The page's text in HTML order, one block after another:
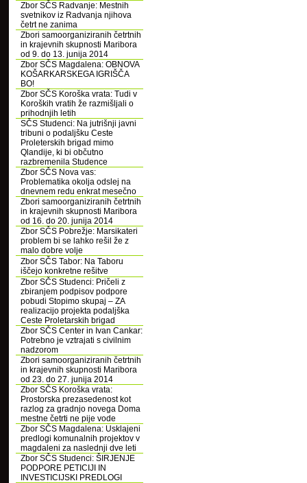
Zbor SČS Radvanje: Mestnih
svetnikov iz Radvanja njihova
četrt ne zanima
Zbori samoorganiziranih četrtnih
in krajevnih skupnosti Maribora
od 9. do 13. junija 2014
Zbor SČS Magdalena: OBNOVA
KOŠARKARSKEGA IGRIŠČA
BO!
Zbor SČS Koroška vrata: Tudi v
Koroških vratih že razmišljali o
prihodnjih letih
SČS Studenci: Na jutrišnji javni
tribuni o podaljšku Ceste
Proleterskih brigad mimo
Qlandije, ki bi občutno
razbremenila Studence
Zbor SČS Nova vas:
Problematika okolja odslej na
dnevnem redu enkrat mesečno
Zbori samoorganiziranih četrtnih
in krajevnih skupnosti Maribora
od 16. do 20. junija 2014
Zbor SČS Pobrežje: Marsikateri
problem bi se lahko rešil že z
malo dobre volje
Zbor SČS Tabor: Na Taboru
iščejo konkretne rešitve
Zbor SČS Studenci: Pričeli z
zbiranjem podpisov podpore
pobudi Stopimo skupaj – ZA
realizacijo projekta podaljška
Ceste Proletarskih brigad
Zbor SČS Center in Ivan Cankar:
Potrebno je vztrajati s civilnim
nadzorom
Zbori samoorganiziranih četrtnih
in krajevnih skupnosti Maribora
od 23. do 27. junija 2014
Zbor SČS Koroška vrata:
Prostorska prezasedenost kot
razlog za gradnjo novega Doma
mestne četrti ne pije vode
Zbor SČS Magdalena: Usklajeni
predlogi komunalnih projektov v
magdaleni za naslednji dve leti
Zbor SČS Studenci: ŠIRJENJE
PODPORE PETICIJI IN
INVESTICIJSKI PREDLOGI